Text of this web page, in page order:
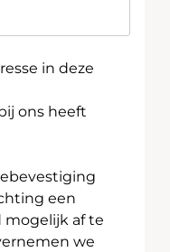
in deze
ons heeft
een
mogelijk af te
we